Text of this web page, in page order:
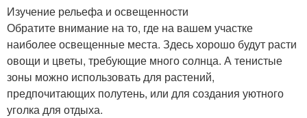
Изучение рельефа и освещенности
Обратите внимание на то, где на вашем участке
наиболее освещенные места. Здесь хорошо будут расти
овощи и цветы, требующие много солнца. А тенистые
зоны можно использовать для растений,
предпочитающих полутень, или для создания уютного
уголка для отдыха.